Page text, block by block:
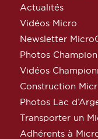
Actualités
Vidéos Micro
Newsletter
Photos
Vidéos
Construction
Photos Lac
Transporter un
Adhérents à